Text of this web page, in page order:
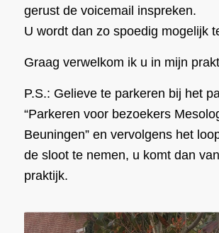
gerust de voicemail inspreken.
U wordt dan zo spoedig mogelijk
Graag verwelkom ik u in mijn
P.S.: Gelieve te parkeren bij het
“Parkeren voor bezoekers
Beuningen” en vervolgens het
de sloot te nemen, u komt dan
praktijk.